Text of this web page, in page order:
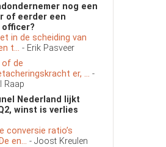
nog een
of eerder een
officer?
in de scheiding van
t... - Erik Pasveer
of de
er, ... -
Raap
Nederland lijkt
winst is verlies
conversie ratio’s
en... - Joost Kreulen